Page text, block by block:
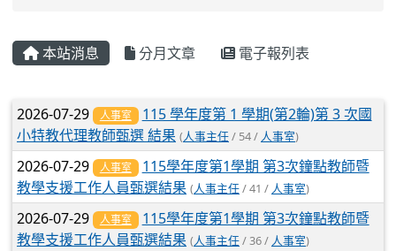
本站消息 分月文章 電子報列表
文章列表
2026-07-29 人事室
115 學年度第 1 學期(第2輪)第 3 次國
小特教代理教師甄選 結果 (人事主任/ 54 / 人事室)
2026-07-29 人事室
115學年度第1學期 第3次鐘點教師暨
教學支援工作人員甄選結果 (人事主任/ 41 / 人事室)
2026-07-29 人事室
115學年度第1學期 第3次鐘點教師暨
教學支援工作人員甄選結果 (人事主任/ 36 / 人事室)